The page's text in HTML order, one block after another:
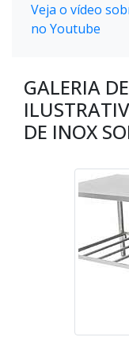
Veja o vídeo
no Youtube
GALERIA
DE INOX